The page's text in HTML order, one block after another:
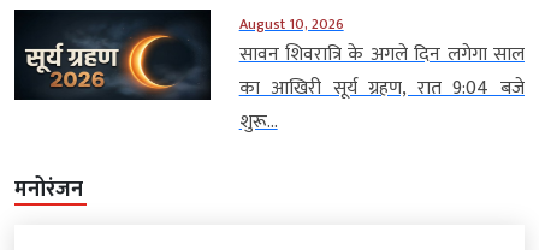
August 10, 2026
सावन शिवरात्रि के अगले दिन लगेगा साल
का आखिरी सूर्य ग्रहण, रात 9:04 बजे
शुरू...
मनोरंजन